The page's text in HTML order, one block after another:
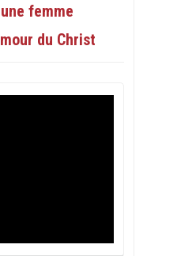
femme
du Christ